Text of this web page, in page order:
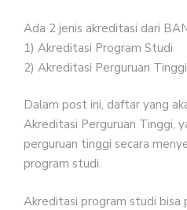
Ada 2 jenis akreditasi dari
1) Akreditasi Program Studi
2) Akreditasi Perguruan
Dalam post ini, daftar yang
Akreditasi Perguruan Tinggi,
perguruan tinggi secara
program studi.
Akreditasi program studi bisa